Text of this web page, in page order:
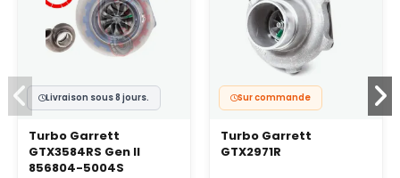
Livraison sous 8 jours.
Turbo Garrett
GTX3584RS Gen II
856804-5004S
Sur commande
Turbo Garrett
GTX2971R